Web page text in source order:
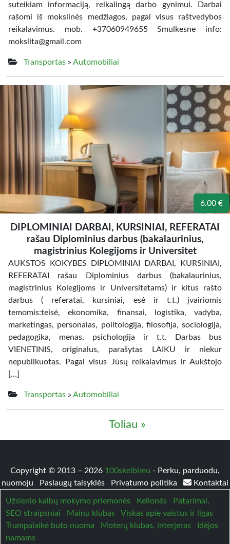
suteikiam informaciją, reikalingą darbo gynimui. Darbai
rašomi iš mokslinės medžiagos, pagal visus raštvedybos
reikalavimus. mob. +37060949655 Smulkesne info:
mokslita@gmail.com
Transportas » Automobiliai
6.00 €
DIPLOMINIAI DARBAI, KURSINIAI, REFERATAI
rašau Diplominius darbus (bakalaurinius,
magistrinius Kolegijoms ir Universitet
AUKSTOS KOKYBES DIPLOMINIAI DARBAI, KURSINIAI,
REFERATAI rašau Diplominius darbus (bakalaurinius,
magistrinius Kolegijoms ir Universitetams) ir kitus rašto
darbus ( referatai, kursiniai, esė ir t.t.) įvairiomis
temomis:teisė, ekonomika, finansai, logistika, vadyba,
marketingas, personalas, politologija, filosofija, sociologija,
pedagogika, menas, psichologija ir t.t. Darbas bus
VIENETINIS, originalus, parašytas LAIKU ir niekur
nepublikuotas. Pagal visus Jūsų reikalavimus ir Aukštojo
[…]
Transportas » Automobiliai
Toliau »
Copyright © 2013 – 2026 100skelbimu - Perku, parduodu,
nuomoju
Paslaugų taisyklės Privatumo politika Kontaktai
Užsienio kalbų mokymo priemonės Kelionės
Patarimai,
SEO straipsniai
Mainu klubas
Viskas apie vaistus ir ligas
Trumpalaikė buto nuoma
Moterų klubas, interjeras
Idėjos
namams